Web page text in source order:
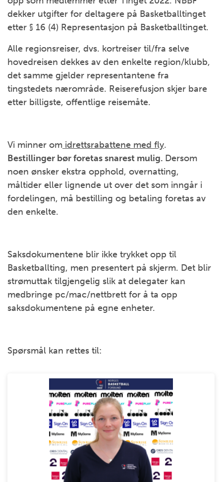
dekker utgifter for deltagere på Basketballtinget
etter § 16 (4) Representasjon på Basketballtinget.
Alle regionsreiser, dvs. kortreiser til/fra selve
hovedreisen dekkes av den enkelte region/klubb,
det samme gjelder representantene fra
tingstedets nærområde. Reiserefusjon skjer bare
etter billigste, offentlige reisemåte.
Vi minner om idrettsrabattene med fly.
Bestillinger bør foretas snarest mulig. Dersom
noen ønsker ekstra opphold, overnatting,
måltider eller lignende ut over det som inngår i
fordelingen, må bestilling og betaling foretas av
den enkelte.
Saksdokumentene blir ikke trykket opp til
Basketballting, men presentert på skjerm. Det blir
strømuttak tilgjengelig slik at delegater kan
medbringe pc/mac/nettbrett for å ta opp
saksdokumentene på egne enheter.
Spørsmål kan rettes til: